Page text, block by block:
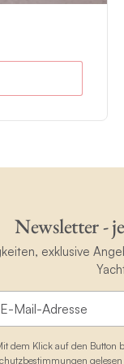
Chartern in
Yachtcharter
ein
und rauen
Newsletter -
exklusive
dem Klick auf den Button